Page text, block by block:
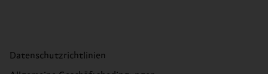
Datenschutzrichtlinien